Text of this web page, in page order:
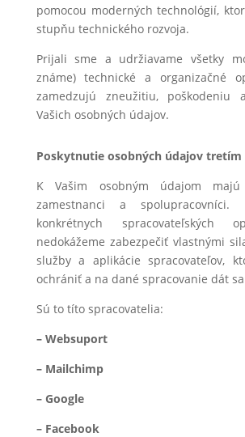
pomocou moderných technológií,
stupňu technického rozvoja.
Prijali sme a udržiavame všetky
známe) technické a organizačné
zamedzujú zneužitiu, poškodeniu
Vašich osobných údajov.
Poskytnutie osobných údajov tretím
K Vašim osobným údajom
zamestnanci a spolupracovníci.
konkrétnych spracovateľských
nedokážeme zabezpečiť vlastnými
služby a aplikácie spracovateľov,
ochrániť a na dané spracovanie dát
Sú to títo spracovatelia:
– Websuport
– Mailchimp
– Google
– Facebook